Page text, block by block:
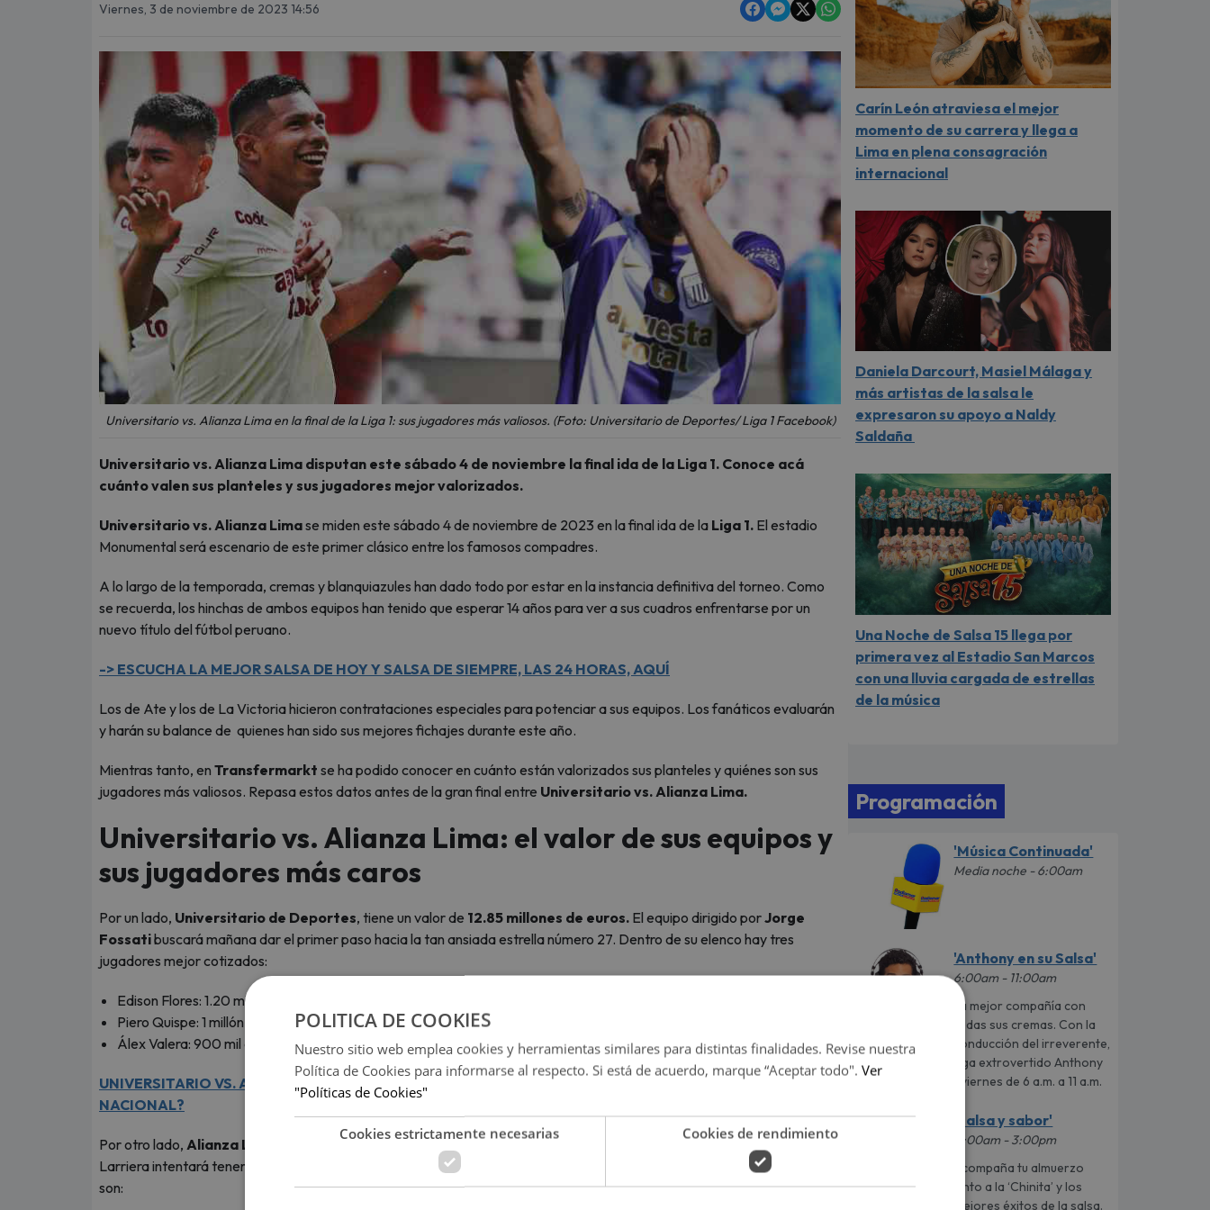
Viernes, 3 de noviembre de 2023 14:56
Universitario vs. Alianza Lima en la final de la Liga 1: sus jugadores más valiosos. (Foto: Universitario de Deportes/ Liga 1 Facebook)
Universitario vs. Alianza Lima disputan este sábado 4 de noviembre la final ida de la Liga 1. Conoce acá
cuánto valen sus planteles y sus jugadores mejor valorizados.
Universitario vs. Alianza Limase miden este sábado 4 de noviembre de 2023 en la final ida de la Liga 1. El estadio
Monumental será escenario de este primer clásico entre los famosos compadres.
A lo largo de la temporada, cremas y blanquiazules han dado todo por estar en la instancia definitiva del torneo. Como
se recuerda, los hinchas de ambos equipos han tenido que esperar 14 años para ver a sus cuadros enfrentarse por un
nuevo título del fútbol peruano.
-> ESCUCHA LA MEJOR SALSA DE HOY Y SALSA DE SIEMPRE, LAS 24 HORAS, AQUÍ
Los de Ate y los de La Victoria hicieron contrataciones especiales para potenciar a sus equipos. Los fanáticos evaluarán
y harán su balance de quienes han sido sus mejores fichajes durante este año.
Mientras tanto, en Transfermarkt se ha podido conocer en cuánto están valorizados sus planteles y quiénes son sus
jugadores más valiosos. Repasa estos datos antes de la gran final entre Universitario vs. Alianza Lima.
Universitario vs. Alianza Lima: el valor de sus equipos y
sus jugadores más caros
Por un lado, Universitario de Deportes, tiene un valor de 12.85 millones de euros. El equipo dirigido porJorge
Fossatibuscará mañana dar el primer paso hacia la tan ansiada estrella número 27. Dentro de su elenco hay tres
jugadores mejor cotizados:
Edison Flores: 1.20 millones de euros
Piero Quispe: 1 millón de euros
Álex Valera: 900 mil euros.
UNIVERSITARIO VS. ALIANZA LIMA: ¿CUÁNDO Y A QUÉ HORA SERÁN LAS FINALES POR EL TÍTULO
NACIONAL?
Por otro lado, Alianza Lima
, como equipo cuenta con una tasa de 14.10 millones de euros. El cuadro que dirige Mauricio
Larriera intentará tener un buen resultado para encaminarse hacia el tricampeonato. Sus futbolistas con mejor valor
son:
Carín León atraviesa el mejor
momento de su carrera y llega a
Lima en plena consagración
internacional
Daniela Darcourt, Masiel Málaga y
más artistas de la salsa le
expresaron su apoyo a Naldy
Saldaña
Una Noche de Salsa 15 llega por
primera vez al Estadio San Marcos
con una lluvia cargada de estrellas
de la música
Programación
'Música Continuada'
Media noche - 6:00am
'Anthony en su Salsa'
6:00am - 11:00am
La mejor compañía con
todas sus cremas. Con la
conducción del irreverente,
desenfadado y mega extrovertido Anthony
Chávez de lunes a viernes de 6 a.m. a 11 a.m.
'Salsa y sabor'
11:00am - 3:00pm
Acompaña tu almuerzo
junto a la ‘Chinita’ y los
mejores éxitos de la salsa.
POLITICA DE COOKIES
Nuestro sitio web emplea cookies y herramientas similares para distintas finalidades. Revise nuestra
Política de Cookies para informarse al respecto. Si está de acuerdo, marque “Aceptar todo". Ver
"Políticas de Cookies"
Cookies estrictamente necesarias Cookies de rendimiento